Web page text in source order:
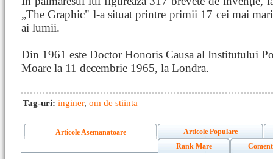
„The Graphic" l-a situat printre primii 17 cei mai
ai lumii.
Din 1961 este Doctor Honoris Causa al Institutului
Moare la 11 decembrie 1965, la Londra.
Tag-uri: inginer, om de stiinta
Articole Asemanatoare
Articole Populare
Rank Mare